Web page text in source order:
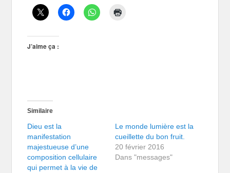
J’aime ça :
Similaire
Dieu est la
manifestation
majestueuse d’une
composition cellulaire
qui permet à la vie de
Le monde lumière est la
cueillette du bon fruit.
20 février 2016
Dans "messages"